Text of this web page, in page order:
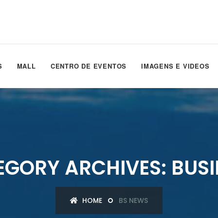
MALL CENTRO DE EVENTOS IMAGENS E VIDEOS
ARCHIVES:
HOME BS NEWS